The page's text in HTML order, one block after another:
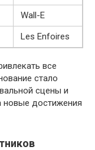
Wall-E
Les Enfoires
все
стало
сцены и
новые достижения